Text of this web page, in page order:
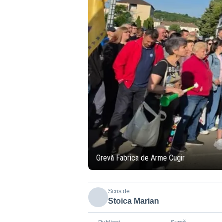
Grevă Fabrica de Arme Cugir
Scris de
Stoica Marian